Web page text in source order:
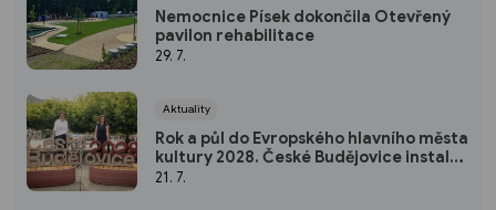
Nemocnice Písek dokončila Otevřený
pavilon rehabilitace
29. 7.
Aktuality
Rok a půl do Evropského hlavního města
kultury 2028. České Budějovice instalují
první symbol titulárního roku z
21. 7.